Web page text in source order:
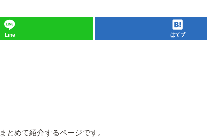
Line はてブ
とめて紹介するページです。